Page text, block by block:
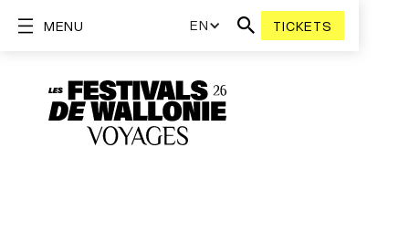
EN TICKETS
MENU